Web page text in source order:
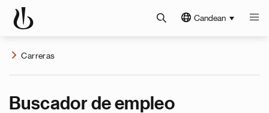
Candean
Carreras
Buscador de empleo